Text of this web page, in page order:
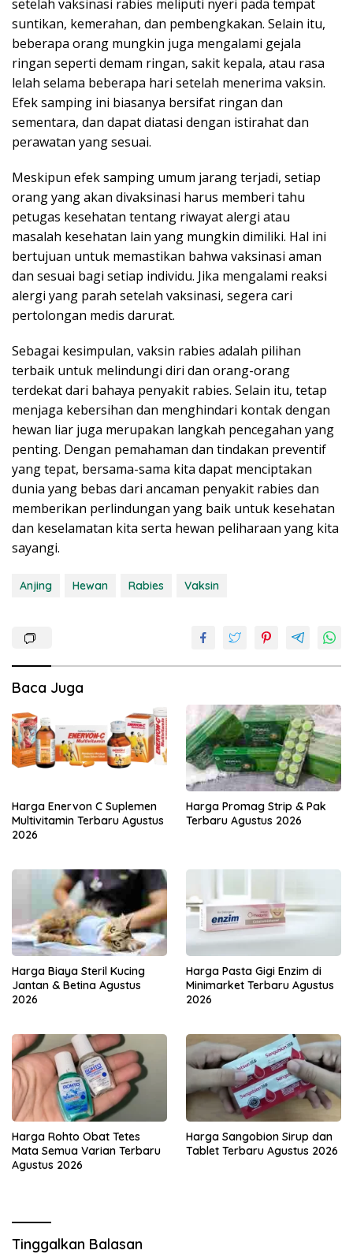
setelah vaksinasi rabies meliputi nyeri pada tempat
suntikan, kemerahan, dan pembengkakan. Selain itu,
beberapa orang mungkin juga mengalami gejala
ringan seperti demam ringan, sakit kepala, atau rasa
lelah selama beberapa hari setelah menerima vaksin.
Efek samping ini biasanya bersifat ringan dan
sementara, dan dapat diatasi dengan istirahat dan
perawatan yang sesuai.
Meskipun efek samping umum jarang terjadi, setiap
orang yang akan divaksinasi harus memberi tahu
petugas kesehatan tentang riwayat alergi atau
masalah kesehatan lain yang mungkin dimiliki. Hal ini
bertujuan untuk memastikan bahwa vaksinasi aman
dan sesuai bagi setiap individu. Jika mengalami reaksi
alergi yang parah setelah vaksinasi, segera cari
pertolongan medis darurat.
Sebagai kesimpulan, vaksin rabies adalah pilihan
terbaik untuk melindungi diri dan orang-orang
terdekat dari bahaya penyakit rabies. Selain itu, tetap
menjaga kebersihan dan menghindari kontak dengan
hewan liar juga merupakan langkah pencegahan yang
penting. Dengan pemahaman dan tindakan preventif
yang tepat, bersama-sama kita dapat menciptakan
dunia yang bebas dari ancaman penyakit rabies dan
memberikan perlindungan yang baik untuk kesehatan
dan keselamatan kita serta hewan peliharaan yang kita
sayangi.
Anjing Hewan Rabies Vaksin
Baca Juga
Harga Enervon C Suplemen
Multivitamin Terbaru Agustus
2026
Harga Promag Strip & Pak
Terbaru Agustus 2026
Harga Biaya Steril Kucing
Jantan & Betina Agustus
2026
Harga Pasta Gigi Enzim di
Minimarket Terbaru Agustus
2026
Harga Rohto Obat Tetes
Mata Semua Varian Terbaru
Agustus 2026
Harga Sangobion Sirup dan
Tablet Terbaru Agustus 2026
Tinggalkan Balasan